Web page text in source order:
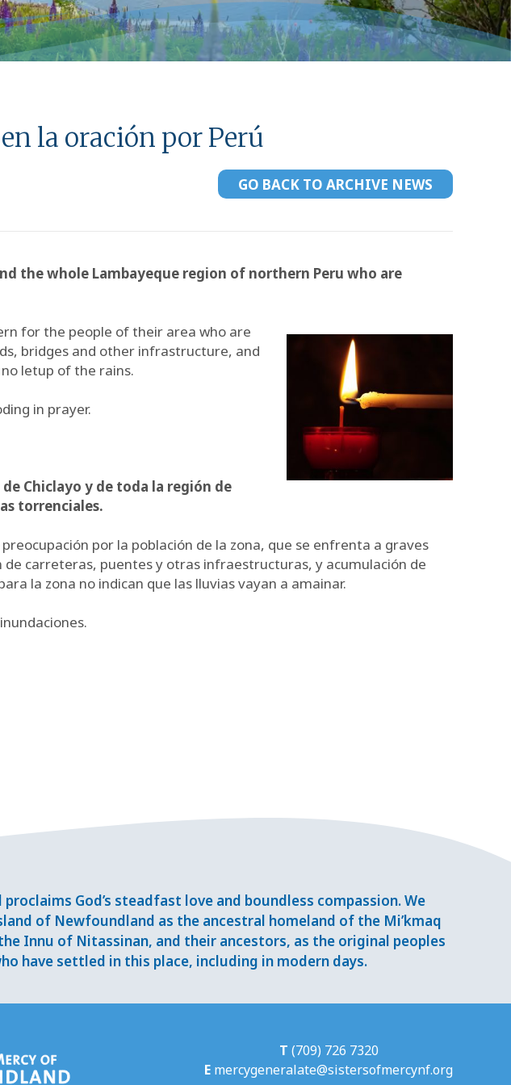
la oración por Perú
GO BACK TO ARCHIVE NEWS
the whole Lambayeque region of northern Peru who are
for the people of their area who are
bridges and other infrastructure, and
letup of the rains.
in prayer.
Chiclayo y de toda la región de
torrenciales.
por la población de la zona, que se enfrenta a graves
de carreteras, puentes y otras infraestructuras, y acumulación de
la zona no indican que las lluvias vayan a amainar.
God’s steadfast love and boundless compassion. We
of Newfoundland as the ancestral homeland of the Mi’kmaq
Innu of Nitassinan, and their ancestors, as the original peoples
have settled in this place, including in modern days.
T (709) 726 7320
E mercygeneralate@sistersofmercynf.org